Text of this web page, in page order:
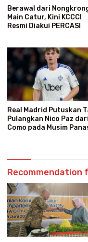
Berawal dari
Main Catur, Kini KCCCI
Resmi Diakui PERCASI
Real Madrid Putuskan
Pulangkan Nico Paz dari
Como pada Musim
Recommendation